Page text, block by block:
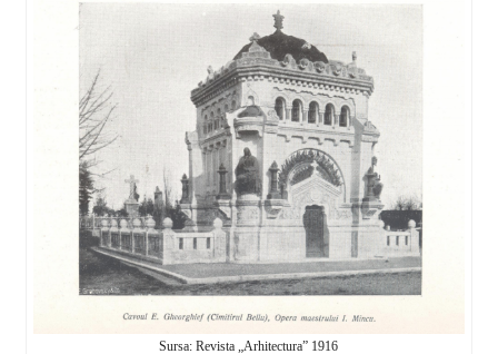
Sursa: Revista „Arhitectura” 1916